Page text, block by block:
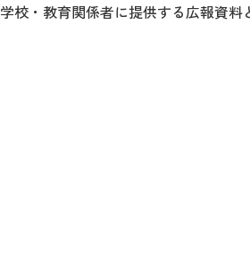
・教育関係者に提供する広報資料